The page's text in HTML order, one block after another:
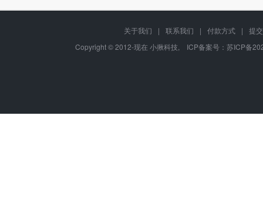
关于我们 | 联系我们 | 付款方式 |
提
Copyright © 2012-现在 小揪科技, ICP备案号： 苏ICP备